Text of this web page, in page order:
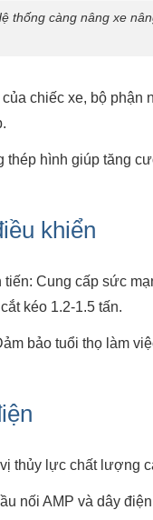
thống càng nâng xe
chiếc xe, bộ
thép hình giúp tăng
khiển
tiến: Cung cấp sức
kéo 1.2-1.5 tấn.
bảo tuổi thọ làm
thủy lực chất lượng
nối AMP và dây